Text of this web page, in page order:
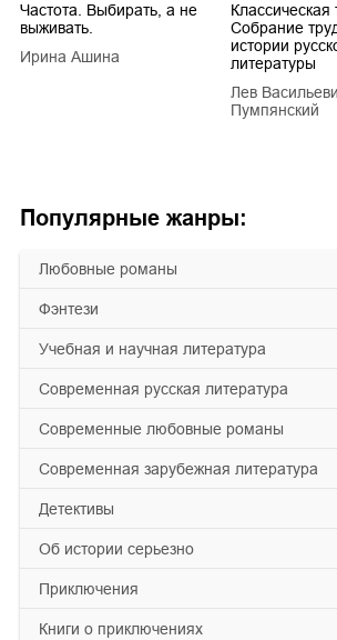
Популярные жанры:
любовные романы
фэнтези
учебная и научная литература
современная русская литература
современные любовные романы
современная зарубежная литература
детективы
об истории серьезно
приключения
книги о приключениях
Частота. Выбирать, а не
выживать.
Ирина Ашина
Классическая
Собрание
истории
литературы
Лев
Пумпянский